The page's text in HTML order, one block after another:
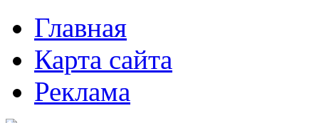
Главная
Карта сайта
Реклама